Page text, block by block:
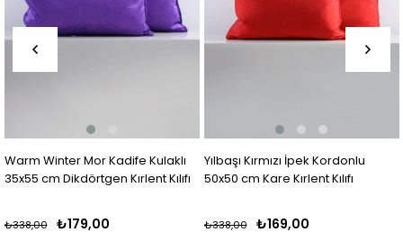
Kadife Kulaklı
Kırlent Kılıfı
Yılbaşı Kırmızı İpek Kordonlu
50x50 cm Kare Kırlent Kılıfı
₺169,00
Warm Winter
Baskılı Arkası